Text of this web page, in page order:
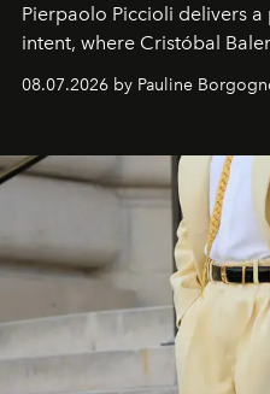
Pierpaolo Piccioli delivers
intent, where Cristóbal
dialogue with a deeply
and creation.
08.07.2026 by Pauline